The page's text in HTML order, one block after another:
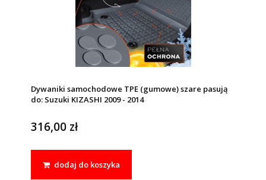
Dywaniki samochodowe TPE (gumowe) szare pasują
do: Suzuki KIZASHI 2009 - 2014
316,00 zł
dodaj do koszyka